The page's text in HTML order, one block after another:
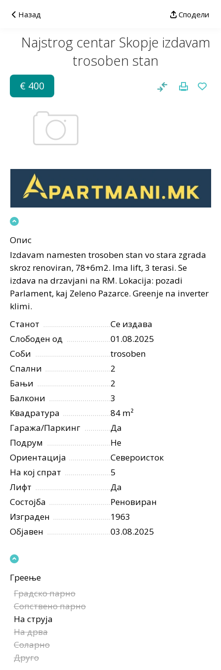
Назад Сподели
Najstrog centar Skopje izdavam
trosoben stan
€ 400
Опис
Izdavam namesten trosoben stan vo stara zgrada
skroz renoviran, 78+6m2. Ima lift, 3 terasi. Se
izdava na drzavjani na RM. Lokacija: pozadi
Parlament, kaj Zeleno Pazarce. Greenje na inverter
klimi.
Станот
Се издава
Слободен од
01.08.2025
Соби
trosoben
Спални
2
Бањи
2
Балкони
3
Квадратура
84 m²
Гаража/Паркинг
Да
Подрум
Не
Ориентација
Североисток
На кој спрат
5
Лифт
Да
Состојба
Реновиран
Изграден
1963
Објавен
03.08.2025
Греење
Градско парно
Сопствено парно
На струја
На дрва
Соларно
Друго